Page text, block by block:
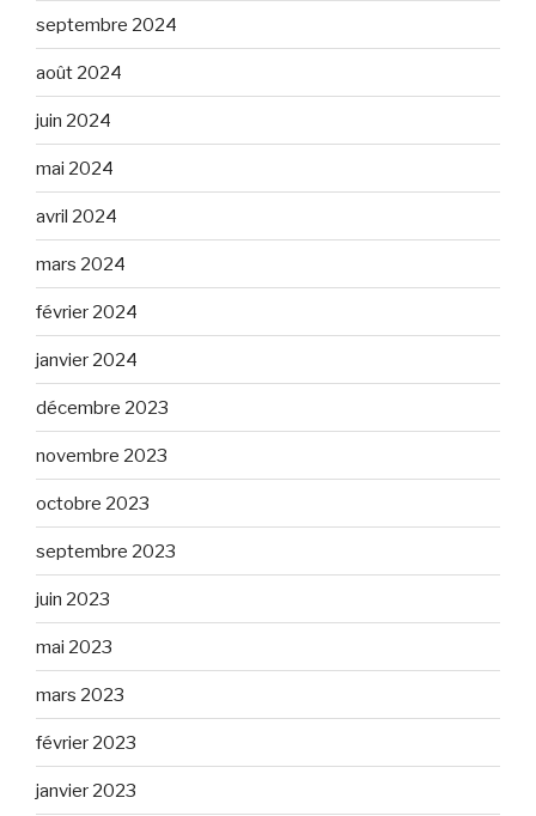
septembre 2024
août 2024
juin 2024
mai 2024
avril 2024
mars 2024
février 2024
janvier 2024
décembre 2023
novembre 2023
octobre 2023
septembre 2023
juin 2023
mai 2023
mars 2023
février 2023
janvier 2023